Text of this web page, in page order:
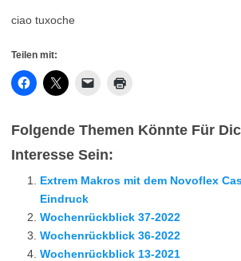
ciao tuxoche
Teilen mit:
Folgende Themen Könnte Für
Interesse Sein:
Extrem Makros mit dem Novoflex
Eindruck
Wochenrückblick 37-2022
Wochenrückblick 36-2022
Wochenrückblick 13-2021